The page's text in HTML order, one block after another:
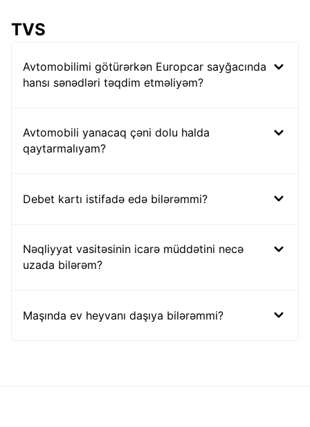
TVS
Avtomobilimi götürərkən Europcar sayğacında
hansı sənədləri təqdim etməliyəm?
Avtomobili yanacaq çəni dolu halda
qaytarmalıyam?
Debet kartı istifadə edə bilərəmmi?
Nəqliyyat vasitəsinin icarə müddətini necə
uzada bilərəm?
Maşında ev heyvanı daşıya bilərəmmi?